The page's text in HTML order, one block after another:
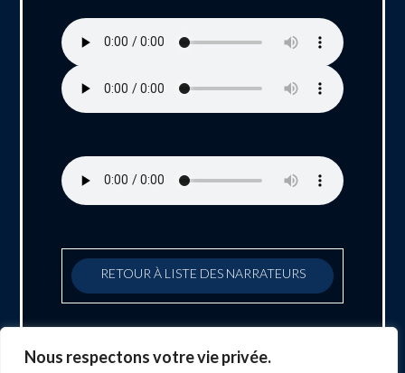
Nous respectons votre vie privée.
RETOUR À LISTE DES NARRATEURS